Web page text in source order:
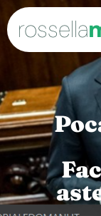
rossella